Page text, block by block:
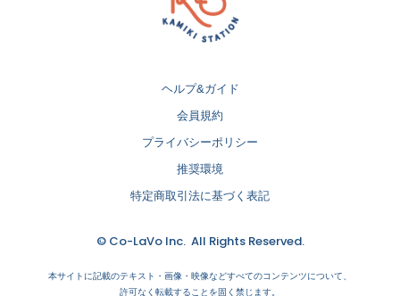
ヘルプ&ガイド
会員規約
プライバシーポリシー
推奨環境
特定商取引法に基づく表記
© Co-LaVo Inc. All Rights Reserved.
本サイトに記載のテキスト・画像・映像などすべてのコンテンツについて、
許可なく転載することを固く禁じます。